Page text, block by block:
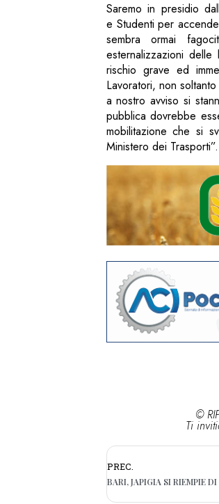
Saremo in presidio
e Studenti per
sembra ormai
esternalizzazioni
rischio grave ed
Lavoratori, non
a nostro avviso si
pubblica dovrebbe
mobilitazione che si
Ministero dei Trasporti”.
©
Ti
PREC.